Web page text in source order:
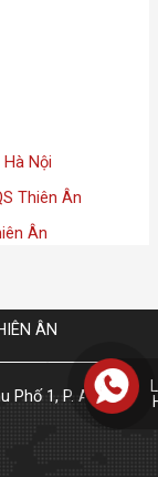
Nội
Thiên Ân
Ân
ÂN
Phố 1, P. An Phú